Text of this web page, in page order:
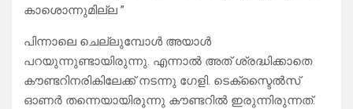
കാശൊന്നുമില്ല ”
പിന്നാലെ ചെല്ലുമ്പോൾ അയാൾ
പറയുന്നുണ്ടായിരുന്നു. എന്നാൽ അത് ശ്രദ്ധിക്കാതെ
കൗണ്ടറിനരികിലേക്ക് നടന്നു ഗേളി. ടെക്സ്ടൈൽസ്
ഓണർ തന്നെയായിരുന്നു കൗണ്ടറിൽ ഇരുന്നിരുന്നത്.